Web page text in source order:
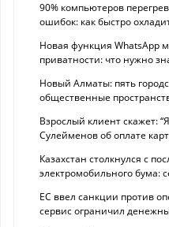
90% компьютеров
ошибок: как быстро
Новая функция WhatsApp
приватности: что нужно
Новый Алматы: пять
общественные
Взрослый клиент скажет:
Сулейменов об оплате
Казахстан столкнулся с
электромобильного бума:
ЕС ввел санкции против
сервис ограничил